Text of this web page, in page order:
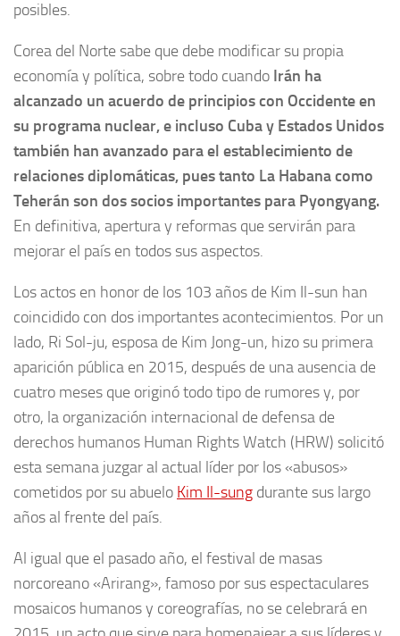
posibles.
Corea del Norte sabe que debe modificar su propia
economía y política, sobre todo cuando Irán ha
alcanzado un acuerdo de principios con Occidente en
su programa nuclear, e incluso Cuba y Estados Unidos
también han avanzado para el establecimiento de
relaciones diplomáticas, pues tanto La Habana como
Teherán son dos socios importantes para Pyongyang.
En definitiva, apertura y reformas que servirán para
mejorar el país en todos sus aspectos.
Los actos en honor de los 103 años de Kim Il-sun han
coincidido con dos importantes acontecimientos. Por un
lado, Ri Sol-ju, esposa de Kim Jong-un, hizo su primera
aparición pública en 2015, después de una ausencia de
cuatro meses que originó todo tipo de rumores y, por
otro, la organización internacional de defensa de
derechos humanos Human Rights Watch (HRW) solicitó
esta semana juzgar al actual líder por los «abusos»
cometidos por su abuelo Kim Il-sung durante sus largo
años al frente del país.
Al igual que el pasado año, el festival de masas
norcoreano «Arirang», famoso por sus espectaculares
mosaicos humanos y coreografías, no se celebrará en